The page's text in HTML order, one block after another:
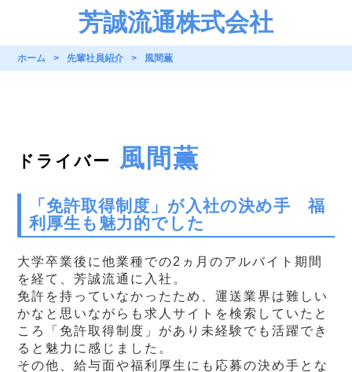
芳誠流通株式会社
ホーム 先輩社員紹介 風間薫
ドライバー 風間薫
「免許取得制度」が入社の決め手 福
利厚生も魅力的でした
大学卒業後に他業種での2ヵ月のアルバイト期間
を経て、芳誠流通に入社。
免許を持っていなかったため、運送業界は難しい
かなと思いながらも求人サイトを検索していたと
ころ「免許取得制度」があり未経験でも活躍でき
ると魅力に感じました。
その他、給与面や福利厚生にも応募の決め手とな